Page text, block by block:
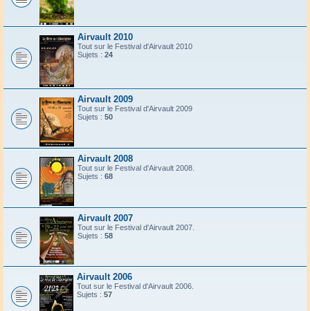
Airvault 2010
Tout sur le Festival d'Airvault 2010
Sujets : 24
Airvault 2009
Tout sur le Festival d'Airvault 2009
Sujets : 50
Airvault 2008
Tout sur le Festival d'Airvault 2008.
Sujets : 68
Airvault 2007
Tout sur le Festival d'Airvault 2007.
Sujets : 58
Airvault 2006
Tout sur le Festival d'Airvault 2006.
Sujets : 57